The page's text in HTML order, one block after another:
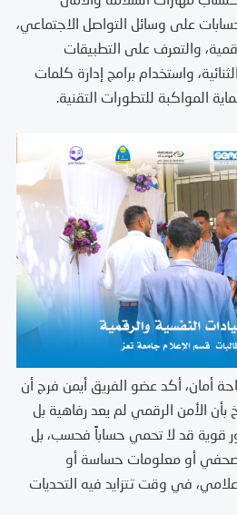
على وسائل التواصل الاجتماعي،
والتعرف على التطبيقات
واستخدام برامج إدارة كلمات
المواكبة للتطورات التقنية.
أمان، أكد عضو الفريق أيمن فرج أن
بأن الأمن الرقمي لم يعد رفاهية بل
قوية قد لا تحمي حساباً فحسب، بل
أو معلومات حساسة أو
في وقت تتزايد فيه التحديات